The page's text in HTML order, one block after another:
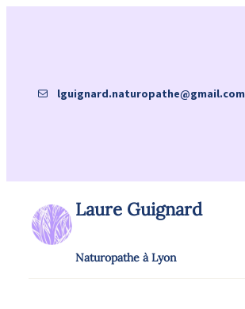
E-maillguignard.naturopathe@gmail.com
Laure Guignard
Naturopathe à Lyon